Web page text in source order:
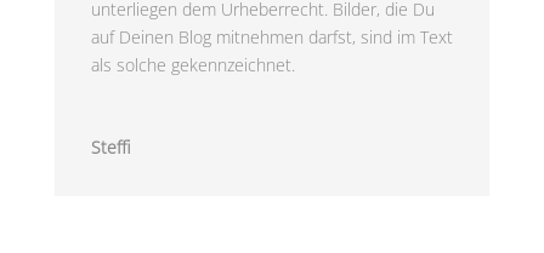
unterliegen dem Urheberrecht. Bilder, die Du
auf Deinen Blog mitnehmen darfst, sind im Text
als solche gekennzeichnet.
Steffi